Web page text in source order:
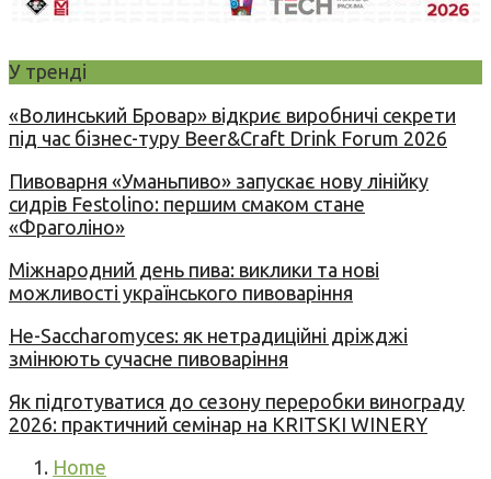
У тренді
«Волинський Бровар» відкриє виробничі секрети
під час бізнес-туру Beer&Craft Drink Forum 2026
Пивоварня «Уманьпиво» запускає нову лінійку
сидрів Festolino: першим смаком стане
«Фраголіно»
Міжнародний день пива: виклики та нові
можливості українського пивоваріння
Не-Saccharomyces: як нетрадиційні дріжджі
змінюють сучасне пивоваріння
Як підготуватися до сезону переробки винограду
2026: практичний семінар на KRITSKI WINERY
Home